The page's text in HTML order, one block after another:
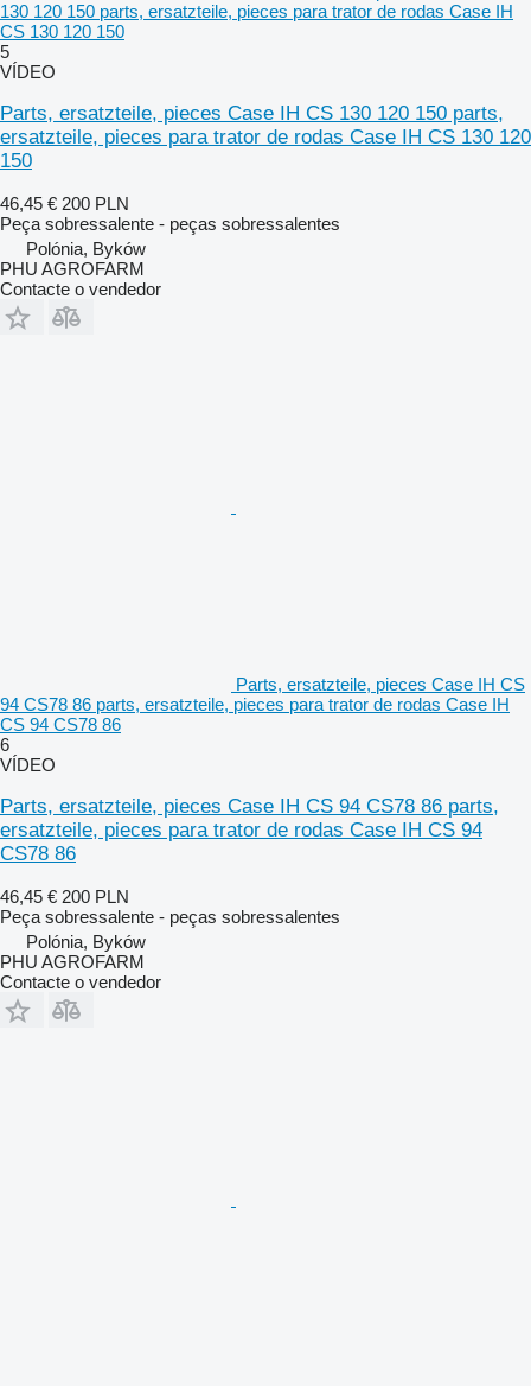
130 120 150 parts, ersatzteile, pieces para trator de rodas Case IH
CS 130 120 150
5
VÍDEO
Parts, ersatzteile, pieces Case IH CS 130 120 150 parts,
ersatzteile, pieces para trator de rodas Case IH CS 130 120
150
46,45 € 200 PLN
Peça sobressalente - peças sobressalentes
Polónia, Byków
PHU AGROFARM
Contacte o vendedor
Parts, ersatzteile, pieces Case IH CS
94 CS78 86 parts, ersatzteile, pieces para trator de rodas Case IH
CS 94 CS78 86
6
VÍDEO
Parts, ersatzteile, pieces Case IH CS 94 CS78 86 parts,
ersatzteile, pieces para trator de rodas Case IH CS 94
CS78 86
46,45 € 200 PLN
Peça sobressalente - peças sobressalentes
Polónia, Byków
PHU AGROFARM
Contacte o vendedor